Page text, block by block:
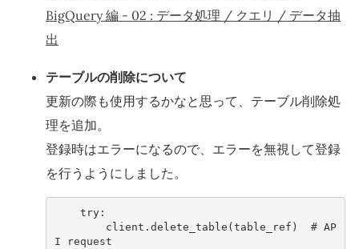
BigQuery 編 - 02 : データ処理 / クエリ / データ抽
出
テーブルの削除について
更新の際も使用するかなと思って、テーブル削除処
理を追加。
登録時はエラーになるので、エラーを無視して登録
を行うようにしました。
try:
client . delete_table (table_ref )
# AP
I request